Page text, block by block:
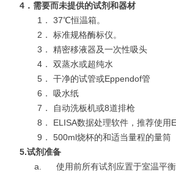
4 ．需要而未提供的试剂和器材
1． 37℃恒温箱。
2． 标准规格酶标仪。
3． 精密移液器及一次性吸头
4． 双蒸水或超纯水
5． 干净的试管或Eppendof管
6． 吸水纸
7． 自动洗板机或8道排枪
8． ELISA数据处理软件，推荐使用
9． 500ml烧杯的和适当量程的量筒
5.试剂准备
a.
使用前所有试剂应置于室温平衡